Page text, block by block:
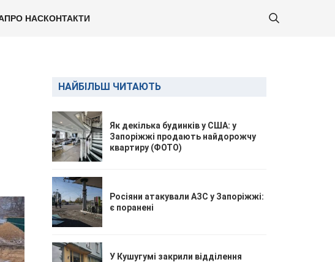
ПРО НАСКОНТАКТИ
НАЙБІЛЬШ ЧИТАЮТЬ
Як декілька будинків у США: у
Запоріжжі продають найдорожчу
квартиру (ФОТО)
Росіяни атакували АЗС у Запоріжжі:
є поранені
У Кушугумі закрили відділення